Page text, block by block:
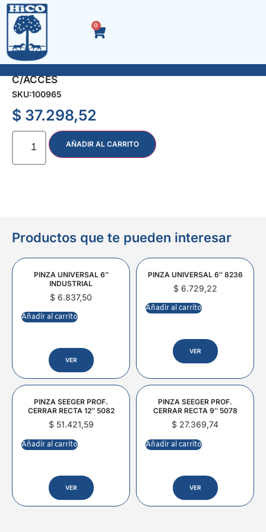
0
SOPORTE LCD/LED BASCULANTE 32 A 65″
C/ACCES
SKU:100965
$ 37.298,52
AÑADIR AL CARRITO
Productos que te pueden interesar
PINZA UNIVERSAL 6″
INDUSTRIAL
$ 6.837,50
Añadir al carrito
VER
PINZA UNIVERSAL 6″ 8236
$6.729,22
Añadir al carrito
VER
PINZA SEEGER PROF.
CERRAR RECTA 12″ 5082
$51.421,59
Añadir al carrito
VER
PINZA SEEGER PROF.
CERRAR RECTA 9″ 5078
$ 27.369,74
Añadir al carrito
VER